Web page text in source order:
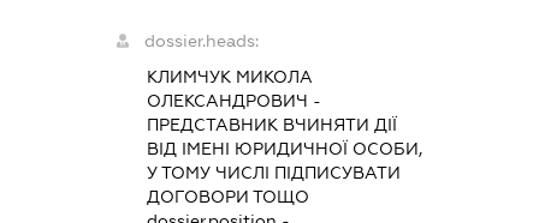
dossier.heads:
КЛИМЧУК МИКОЛА
ОЛЕКСАНДРОВИЧ -
ПРЕДСТАВНИК ВЧИНЯТИ ДІЇ
ВІД ІМЕНІ ЮРИДИЧНОЇ ОСОБИ,
У ТОМУ ЧИСЛІ ПІДПИСУВАТИ
ДОГОВОРИ ТОЩО